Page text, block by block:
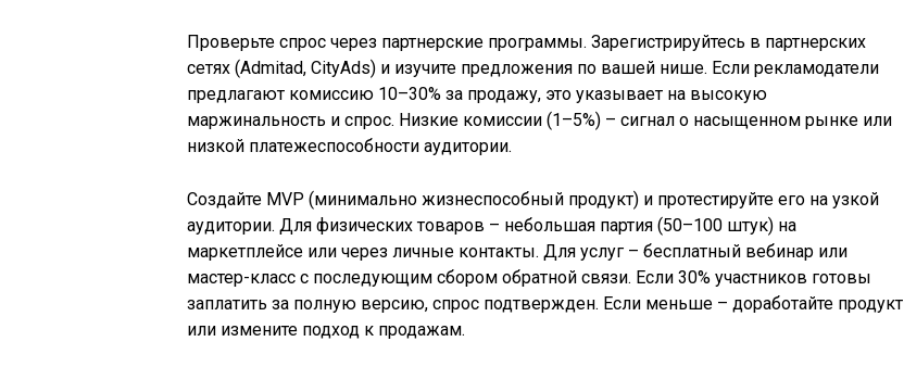
Проверьте спрос через партнерские программы. Зарегистрируйтесь в партнерских
сетях (Admitad, CityAds) и изучите предложения по вашей нише. Если рекламодатели
предлагают комиссию 10–30% за продажу, это указывает на высокую
маржинальность и спрос. Низкие комиссии (1–5%) – сигнал о насыщенном рынке или
низкой платежеспособности аудитории.
Создайте MVP (минимально жизнеспособный продукт) и протестируйте его на узкой
аудитории. Для физических товаров – небольшая партия (50–100 штук) на
маркетплейсе или через личные контакты. Для услуг – бесплатный вебинар или
мастер-класс с последующим сбором обратной связи. Если 30% участников готовы
заплатить за полную версию, спрос подтвержден. Если меньше – доработайте продукт
или измените подход к продажам.